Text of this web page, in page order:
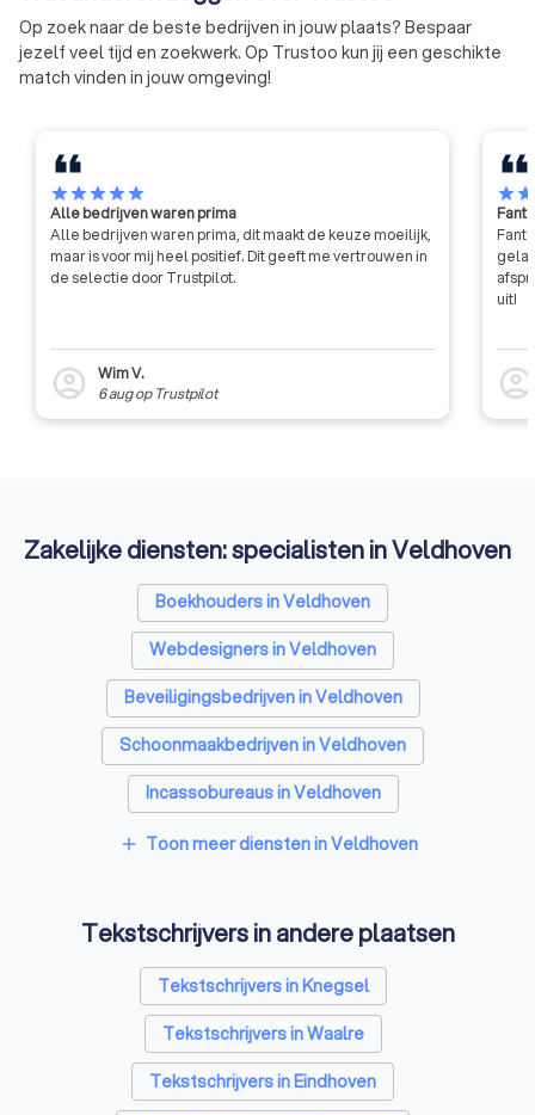
Op zoek naar de beste bedrijven in jouw plaats? Bespaar
jezelf veel tijd en zoekwerk. Op Trustoo kun jij een geschikte
match vinden in jouw omgeving!
starstarstarstarstar
Alle bedrijven waren prima
Alle bedrijven waren prima, dit maakt de keuze moeilijk,
maar is voor mij heel positief. Dit geeft me vertrouwen in
de selectie door Trustpilot.
account_circle
Wim V.
6 augop Trustpilot
starstar
uit!
account_circle
Zakelijke diensten: specialisten in Veldhoven
Boekhouders in Veldhoven
Webdesigners in Veldhoven
Beveiligingsbedrijven in Veldhoven
Schoonmaakbedrijven in Veldhoven
Incassobureaus in Veldhoven
Online marketing bureaus in Veldhoven
SEO-specialisten in Veldhoven
Grafisch ontwerpers in Veldhoven
Reclamebureaus in Veldhoven
Accountants in Veldhoven
add Toon meer diensten in Veldhoven
Tekstschrijvers in andere plaatsen
Tekstschrijvers in Knegsel
Tekstschrijvers in Waalre
Tekstschrijvers in Eindhoven